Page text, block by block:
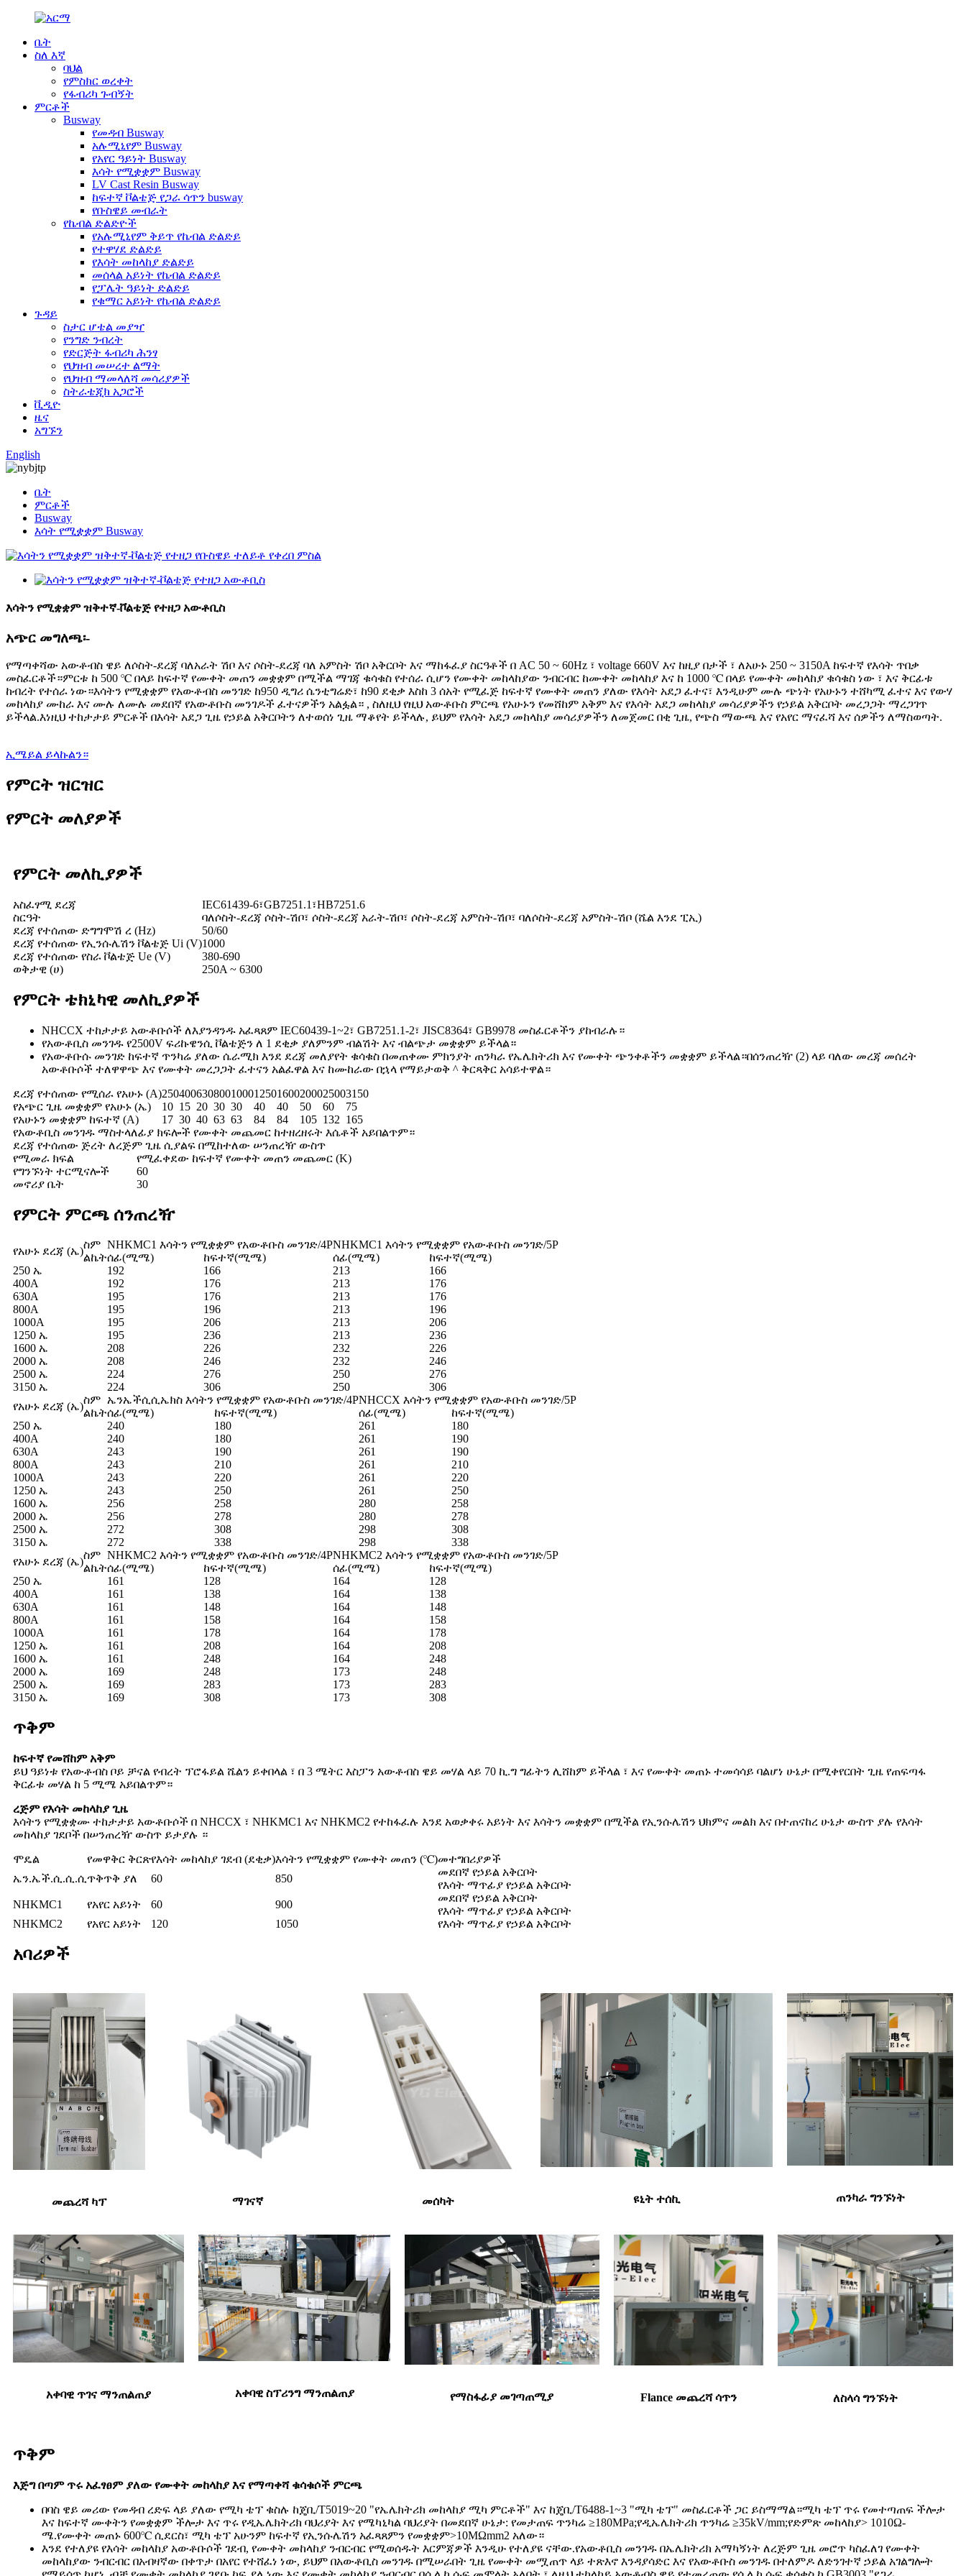
ቤት
ስለ እኛ
ባህል
የምስክር ወረቀት
የፋብሪካ ጉብኝት
ምርቶች
Busway
የመዳብ Busway
አሉሚኒየም Busway
የአየር ዓይነት Busway
እሳት የሚቋቋም Busway
LV Cast Resin Busway
ከፍተኛ ቮልቴጅ የጋራ ሳጥን busway
የቡስዌይ መብራት
የኬብል ድልድዮች
የአሉሚኒየም ቅይጥ የኬብል ድልድይ
የተዋሃደ ድልድይ
የእሳት መከላከያ ድልድይ
መሰላል አይነት የኬብል ድልድይ
የፓሌት ዓይነት ድልድይ
የቁማር አይነት የኬብል ድልድይ
ጉዳይ
ስታር ሆቴል መያዣ
የንግድ ንብረት
የድርጅት ፋብሪካ ሕንፃ
የህዝብ መሠረተ ልማት
የህዝብ ማመላለሻ መሳሪያዎች
ስትራቴጂክ አጋሮች
ቪዲዮ
ዜና
አግኙን
English
ቤት
ምርቶች
Busway
እሳት የሚቋቋም Busway
እሳትን የሚቋቋም ዝቅተኛ-ቮልቴጅ የተዘጋ አውቶቢስ
አጭር መግለጫ፡-
የማጣቀሻው አውቶብስ ዌይ ለሶስት-ደረጃ ባለአራት ሽቦ እና ሶስት-ደረጃ ባለ አምስት ሽቦ አቅርቦት እና ማከፋፈያ ስርዓቶች በ AC 50 ~ 60Hz ፣ voltage 660V እና ከዚያ በታች ፣ ለአሁኑ 250 ~ 3150A ከፍተኛ የእሳት ጥበቃ
መስፈርቶች።ምርቱ ከ 500 ℃ በላይ ከፍተኛ የሙቀት መጠን መቋቋም በሚችል ማገጃ ቁሳቁስ የተሰራ ሲሆን የሙቀት መከላከያው ንብርብር ከሙቀት መከላከያ እና ከ 1000 ℃ በላይ የሙቀት መከላከያ ቁሳቁስ ነው ፣ እና ቅርፊቱ
ከብረት የተሰራ ነው።እሳትን የሚቋቋም የአውቶብስ መንገድ ከ950 ዲግሪ ሴንቲግሬድ፣ ከ90 ደቂቃ እስከ 3 ሰአት የሚፈጅ ከፍተኛ የሙቀት መጠን ያለው የእሳት አደጋ ፈተና፣ እንዲሁም ሙሉ ጭነት የአሁኑን ተሸካሚ ፈተና እና የውሃ
መከላከያ ሙከራ እና ሙሉ ለሙሉ መደበኛ የአውቶቡስ መንገዶች ፈተናዎችን አልፏል። , ስለዚህ የዚህ አውቶቡስ ምርጫ የአሁኑን የመሸከም አቅም እና የእሳት አደጋ መከላከያ መሳሪያዎችን የኃይል አቅርቦት መረጋጋት ማረጋገጥ
ይችላል.እነዚህ ተከታታይ ምርቶች በእሳት አደጋ ጊዜ የኃይል አቅርቦትን ለተወሰነ ጊዜ ማቆየት ይችላሉ, ይህም የእሳት አደጋ መከላከያ መሳሪያዎችን ለመጀመር በቂ ጊዜ, የጭስ ማውጫ እና የአየር ማናፈሻ እና ሰዎችን ለማስወጣት.
ኢሜይል ይላኩልን።
የምርት ዝርዝር
የምርት መለያዎች
የምርት መለኪያዎች
አስፈፃሚ ደረጃ
IEC61439-6፣GB7251.1፣HB7251.6
ስርዓት
ባለሶስት-ደረጃ ሶስት-ሽቦ፣ ሶስት-ደረጃ አራት-ሽቦ፣ ሶስት-ደረጃ አምስት-ሽቦ፣ ባለሶስት-ደረጃ አምስት-ሽቦ (ሼል እንደ ፒኢ)
ደረጃ የተሰጠው ድግግሞሽ ረ (Hz)
50/60
ደረጃ የተሰጠው የኢንሱሌሽን ቮልቴጅ Ui (V)1000
ደረጃ የተሰጠው የስራ ቮልቴጅ Ue (V)
380-690
ወቅታዊ (ሀ)
250A ~ 6300
የምርት ቴክኒካዊ መለኪያዎች
NHCCX ተከታታይ አውቶቡሶች ለእያንዳንዱ አፈጻጸም IEC60439-1~2፣ GB7251.1-2፣ JISC8364፣ GB9978 መስፈርቶችን ያከብራሉ።
የአውቶቢስ መንገዱ የ2500V ፍሪኩዌንሲ ቮልቴጅን ለ 1 ደቂቃ ያለምንም ብልሽት እና ብልጭታ መቋቋም ይችላል።
የአውቶቡሱ መንገድ ከፍተኛ ጥንካሬ ያለው ሴራሚክ እንደ ደረጃ መለያየት ቁሳቁስ በመጠቀሙ ምክንያት ጠንካራ የኤሌክትሪክ እና የሙቀት ጭንቀቶችን መቋቋም ይችላል።በሰንጠረዥ (2) ላይ ባለው መረጃ መሰረት
አውቶቡሶች ተለዋዋጭ እና የሙቀት መረጋጋት ፈተናን አልፈዋል እና ከሙከራው በኋላ የማይታወቅ ^ ቅርጻቅር አሳይተዋል።
ደረጃ የተሰጠው የሚሰራ የአሁኑ (A)250400630800100012501600200025003150
የአጭር ጊዜ መቋቋም የአሁኑ (ኤ)
10 15 20 30 30 40 40 50 60
75
የአሁኑን መቋቋም ከፍተኛ (A)
17 30 40 63 63 84 84 105 132 165
የአውቶቢስ መንገዱ ማስተላለፊያ ክፍሎች የሙቀት መጨመር ከተዘረዘሩት እሴቶች አይበልጥም።
ደረጃ የተሰጠው ጅረት ለረጅም ጊዜ ሲያልፍ በሚከተለው ሠንጠረዥ ውስጥ
የሚመራ ክፍል
የሚፈቀደው ከፍተኛ የሙቀት መጠን መጨመር (K)
የግንኙነት ተርሚናሎች
60
መኖሪያ ቤት
30
የምርት ምርጫ ሰንጠረዥ
የአሁኑ ደረጃ (ኤ)
ስም NHKMC1 እሳትን የሚቋቋም የአውቶቡስ መንገድ/4PNHKMC1 እሳትን የሚቋቋም የአውቶቡስ መንገድ/5P
ልኬትሰፊ(ሚሜ) ከፍተኛ(ሚሜ) ሰፊ(ሚሜ)
ከፍተኛ(ሚሜ)
250 ኤ
192 166 213
166
400A
192 176 213
176
630A
195 176 213
176
800A
195 196 213
196
1000A
195 206 213
206
1250 ኤ
195 236 213
236
1600 ኤ
208 226 232
226
2000 ኤ
208 246 232
246
2500 ኤ
224 276 250
276
3150 ኤ
224 306 250
306
የአሁኑ ደረጃ (ኤ)
ስም ኤንኤችሲሲኤክስ እሳትን የሚቋቋም የአውቶቡስ መንገድ/4PNHCCX እሳትን የሚቋቋም የአውቶቡስ መንገድ/5P
ልኬትሰፊ(ሚሜ) ከፍተኛ(ሚሜ) ሰፊ(ሚሜ)
ከፍተኛ(ሚሜ)
250 ኤ
240 180 261
180
400A
240 180 261
190
630A
243 190 261
190
800A
243 210 261
210
1000A
243 220 261
220
1250 ኤ
243 250 261
250
1600 ኤ
256 258 280
258
2000 ኤ
256 278 280
278
2500 ኤ
272 308 298
308
3150 ኤ
272 338 298
338
የአሁኑ ደረጃ (ኤ)
ስም NHKMC2 እሳትን የሚቋቋም የአውቶቡስ መንገድ/4PNHKMC2 እሳትን የሚቋቋም የአውቶቡስ መንገድ/5P
ልኬትሰፊ(ሚሜ) ከፍተኛ(ሚሜ) ሰፊ(ሚሜ)
ከፍተኛ(ሚሜ)
250 ኤ
161 128 164
128
400A
161 138 164
138
630A
161 148 164
148
800A
161 158 164
158
1000A
161 178 164
178
1250 ኤ
161 208 164
208
1600 ኤ
161 248 164
248
2000 ኤ
169 248 173
248
2500 ኤ
169 283 173
283
3150 ኤ
169 308 173 308
ጥቅም
ከፍተኛ የመሸከም አቅም
ይህ ዓይነቱ የአውቶብስ ቦይ ቻናል የብረት ፕሮፋይል ሼልን ይቀበላል ፣ በ 3 ሜትር እስፓን አውቶብስ ዌይ መሃል ላይ 70 ኪ.ግ ግፊትን ሊሸከም ይችላል ፣ እና የሙቀት መጠኑ ተመሳሳይ ባልሆነ ሁኔታ በሚቀየርበት ጊዜ የጠፍጣፋ
ቅርፊቱ መሃል ከ 5 ሚሜ አይበልጥም።
ረጅም የእሳት መከላከያ ጊዜ
እሳትን የሚቋቋሙ ተከታታይ አውቶቡሶች በ NHCCX ፣ NHKMC1 እና NHKMC2 የተከፋፈሉ እንደ አወቃቀሩ አይነት እና እሳትን መቋቋም በሚችል የኢንሱሌሽን ህክምና መልክ እና በተጠናከረ ሁኔታ ውስጥ ያሉ የእሳት
መከላከያ ገደቦች በሠንጠረዥ ውስጥ ይታያሉ ።
ሞዴል
የመዋቅር ቅርጽየእሳት መከላከያ ገደብ (ደቂቃ)እሳትን የሚቋቋም የሙቀት መጠን (℃)መተግበሪያዎች
ኤን.ኤች.ሲ.ሲ.ሲጥቅጥቅ ያለ 60 850
መደበኛ የኃይል አቅርቦት
የእሳት ማጥፊያ የኃይል አቅርቦት
NHKMC1
የአየር አይነት 60 900
መደበኛ የኃይል አቅርቦት
የእሳት ማጥፊያ የኃይል አቅርቦት
NHKMC2
የአየር አይነት 120 1050 የእሳት ማጥፊያ የኃይል አቅርቦት
አባሪዎች
መጨረሻ ካፕ ማገናኛ መሰካት ዩኒት ተሰኪ ጠንካራ ግንኙነት
አቀባዊ ጥገና ማንጠልጠያ አቀባዊ ስፕሪንግ ማንጠልጠያ የማስፋፊያ መገጣጠሚያ Flance መጨረሻ ሳጥን ለስላሳ ግንኙነት
ጥቅም
እጅግ በጣም ጥሩ አፈፃፀም ያለው የሙቀት መከላከያ እና የማጣቀሻ ቁሳቁሶች ምርጫ
በባስ ዌይ መሪው የመዳብ ረድፍ ላይ ያለው የሚካ ቴፕ ቁስሉ ከጄቢ/T5019~20 "የኤሌክትሪክ መከላከያ ሚካ ምርቶች" እና ከጄቢ/T6488-1~3 "ሚካ ቴፕ" መስፈርቶች ጋር ይስማማል።ሚካ ቴፕ ጥሩ የመተጣጠፍ ችሎታ
እና ከፍተኛ ሙቀትን የመቋቋም ችሎታ እና ጥሩ የዲኤሌክትሪክ ባህሪያት እና የሜካኒካል ባህሪያት በመደበኛ ሁኔታ: የመታጠፍ ጥንካሬ ≥180MPa;የዲኤሌክትሪክ ጥንካሬ ≥35kV/mm;የድምጽ መከላከያ> 1010Ω-
ሜ.የሙቀት መጠኑ 600℃ ሲደርስ፣ ሚካ ቴፕ አሁንም ከፍተኛ የኢንሱሌሽን አፈጻጸምን የመቋቋም>10MΩmm2 አለው።
እንደ የተለያዩ የእሳት መከላከያ አውቶቡሶች ገደብ, የሙቀት መከላከያ ንብርብር የሚወሰዱት እርምጃዎች እንዲሁ የተለያዩ ናቸው.የአውቶቢስ መንገዱ በኤሌክትሪክ አማካኝነት ለረጅም ጊዜ መሮጥ ካስፈለገ የሙቀት
መከላከያው ንብርብር በአብዛኛው በቀጥታ በአየር የተሸፈነ ነው, ይህም በአውቶቢስ መንገዱ በሚሠራበት ጊዜ የሙቀት መሟጠጥ ላይ ተጽእኖ እንዳያሳድር እና የአውቶቡስ መንገዱ በተለምዶ ለድንገተኛ ኃይል አገልግሎት